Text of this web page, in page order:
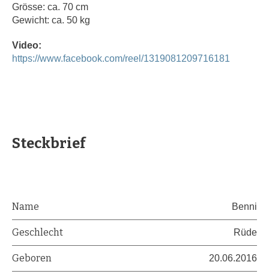
Grösse: ca. 70 cm
Gewicht: ca. 50 kg
Video:
https://www.facebook.com/reel/1319081209716181
Steckbrief
Name Benni
Geschlecht Rüde
Geboren 20.06.2016